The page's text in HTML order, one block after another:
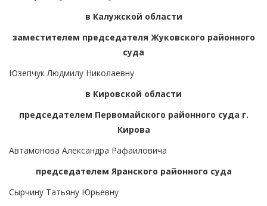
в Калужской области
заместителем председателя Жуковского районного
суда
Юзепчук Людмилу Николаевну
в Кировской области
председателем Первомайского районного суда г.
Кирова
Автамонова Александра Рафаиловича
председателем Яранского районного суда
Сырчину Татьяну Юрьевну